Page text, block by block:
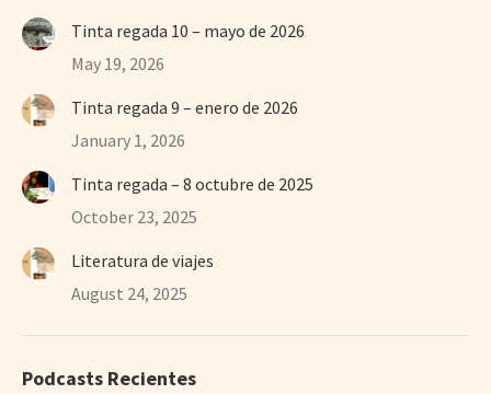
Tinta regada 10 – mayo de 2026
May 19, 2026
Tinta regada 9 – enero de 2026
January 1, 2026
Tinta regada – 8 octubre de 2025
October 23, 2025
Literatura de viajes
August 24, 2025
Podcasts Recientes